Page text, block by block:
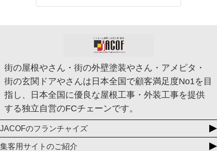
街の屋根やさん・街の外壁塗装やさん・アメピタ・
街の玄関ドアやさんは日本全国で顧客満足度No1を目
指し、日本全国に優良な屋根工事・外装工事を提供
する独立自営のFCチェーンです。
JACOFのフランチャイズ
集客用サイトのご紹介